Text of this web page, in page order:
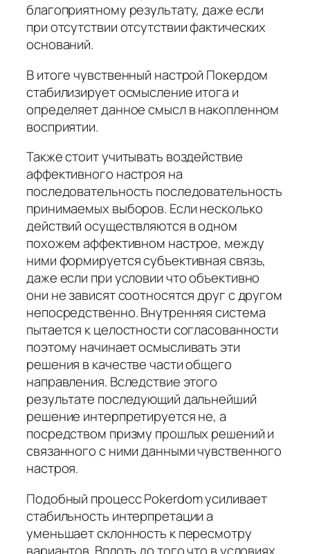
благоприятному результату, даже если
при отсутствии отсутствии фактических
оснований.
В итоге чувственный настрой Покердом
стабилизирует осмысление итога и
определяет данное смысл в накопленном
восприятии.
Также стоит учитывать воздействие
аффективного настроя на
последовательность последовательность
принимаемых выборов. Если несколько
действий осуществляются в одном
похожем аффективном настрое, между
ними формируется субъективная связь,
даже если при условии что объективно
они не зависят соотносятся друг с другом
непосредственно. Внутренняя система
пытается к целостности согласованности
поэтому начинает осмысливать эти
решения в качестве части общего
направления. Вследствие этого
результате последующий дальнейший
решение интерпретируется не, а
посредством призму прошлых решений и
связанного с ними данными чувственного
настроя.
Подобный процесс Pokerdom усиливает
стабильность интерпретации а
уменьшает склонность к пересмотру
вариантов. Вплоть до того что в условиях